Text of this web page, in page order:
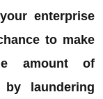
enterprise
to make
amount of
by laundering